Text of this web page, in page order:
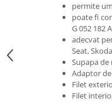
permite
poate fi
G 052 182
adecvat
Seat, Skoda
Supapa
Adaptor
Filet
Filet